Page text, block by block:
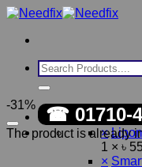
Skip
content
Search
for:
☎ 01710-
×
1 × ৳
×
-31%
The product is already